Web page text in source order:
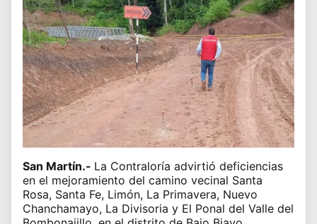
San Martín.- La Contraloría advirtió deficiencias
en el mejoramiento del camino vecinal Santa
Rosa, Santa Fe, Limón, La Primavera, Nuevo
Chanchamayo, La Divisoria y El Ponal del Valle del